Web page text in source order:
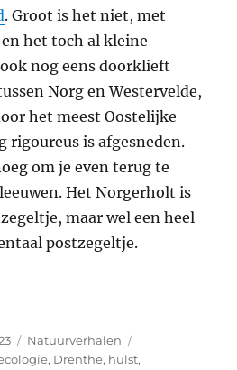
. Groot is het niet, met
het toch al kleine
nog eens doorklieft
Norg en Westervelde,
het meest Oostelijke
rigoureus is afgesneden.
om je even terug te
Het Norgerholt is
maar wel een heel
postzegeltje.
bos in Drenthe: het
Categorieën
Natuurverhalen
, Drenthe, hulst,